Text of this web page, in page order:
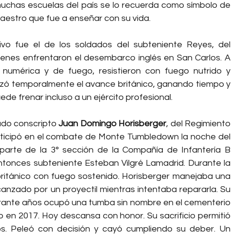
escuelas del país se lo recuerda como símbolo de
que fue a enseñar con su vida.
fue el de los soldados del subteniente Reyes, del
enfrentaron el desembarco inglés en San Carlos. A
y de fuego, resistieron con fuego nutrido y
temporalmente el avance británico, ganando tiempo y
frenar incluso a un ejército profesional.
conscripto Juan Domingo Horisberger, del Regimiento
en el combate de Monte Tumbledown la noche del
de la 3° sección de la Compañía de Infantería B
subteniente Esteban Vilgré Lamadrid. Durante la
con fuego sostenido. Horisberger manejaba una
por un proyectil mientras intentaba repararla. Su
años ocupó una tumba sin nombre en el cementerio
2017. Hoy descansa con honor. Su sacrificio permitió
Peleó con decisión y cayó cumpliendo su deber. Un